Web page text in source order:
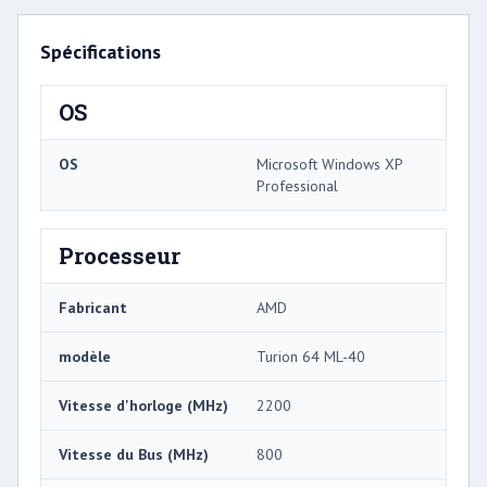
Spécifications
OS
OS
Microsoft Windows XP
Professional
Processeur
Fabricant AMD
modèle Turion 64 ML-40
Vitesse d'horloge (MHz) 2200
Vitesse du Bus (MHz) 800